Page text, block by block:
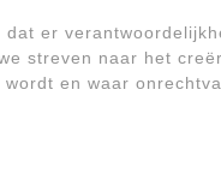
er
streven naar het
en waar